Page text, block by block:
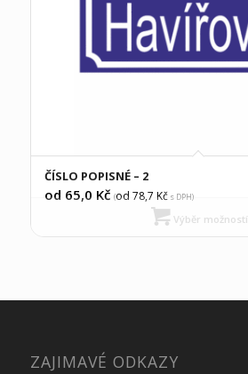
ČÍSLO POPISNÉ – 2
od 65,0 Kč (od 78,7 Kčs DPH)
Výběr možností
ZAJIMAVÉ ODKAZY